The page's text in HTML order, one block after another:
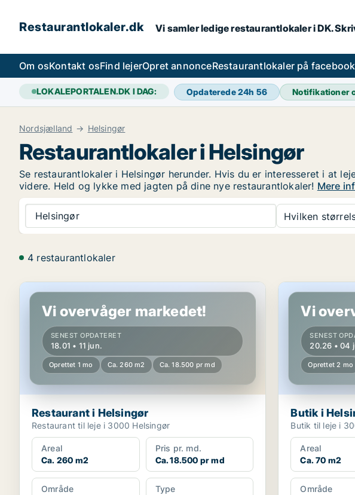
Restaurantlokaler.dk Vi samler ledige restaurantlokaler i DK.
Om osKontakt osFind lejerOpret annonceRestaurantlokaler på facebook
LOKALEPORTALEN.DK I DAG: Opdaterede 24h 56 Notifikationer
Nordsjælland Helsingør
Restaurantlokaler i Helsingør
Se restaurantlokaler i Helsingør herunder. Hvis du er interesseret i at
videre. Held og lykke med jagten på dine nye restaurantlokaler! Mere
Helsingør Hvilken
4 restaurantlokaler
Restaurant i Helsingør
Vi overvåger markedet!
SENEST OPDATERET
18.01 • 11 jun.
Oprettet 1 mo Ca. 260 m2 Ca. 18.500 pr md
Restaurant i Helsingør
Restaurant til leje i 3000 Helsingør
Areal
Ca. 260 m2
Pris pr. md.
Ca. 18.500 pr md
Område
Type
Butik i Helsingør
Vi
SENEST
20.26 • 04
Oprettet 2 mo
Butik i
Butik til leje i
Areal
Ca. 70 m2
Område